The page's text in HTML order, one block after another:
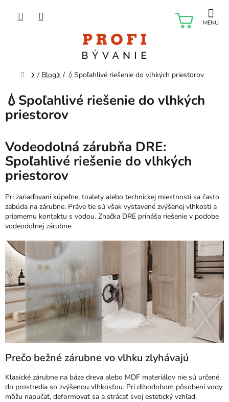
obsah
Domov
/ Blog / 💧Spoľahlivé riešenie do vlhkých priestorov
💧Spoľahlivé riešenie do vlhkých
priestorov
Vodeodolná zárubňa DRE:
Spoľahlivé riešenie do vlhkých
priestorov
Pri zariaďovaní kúpeľne, toalety alebo technickej miestnosti sa často
zabúda na zárubne. Práve tie sú však vystavené zvýšenej vlhkosti a
priamemu kontaktu s vodou. Značka DRE prináša riešenie v podobe
vodeodolnej zárubne.
Prečo bežné zárubne vo vlhku zlyhávajú
Klasické zárubne na báze dreva alebo MDF materiálov nie sú určené
do prostredia so zvýšenou vlhkosťou. Pri dlhodobom pôsobení vody
môžu napučať, deformovať sa a strácať svoj estetický vzhľad.